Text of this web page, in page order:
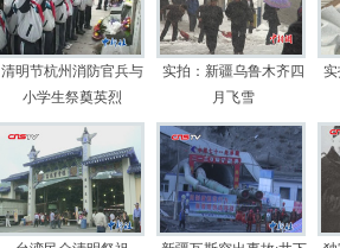
清明节杭州消防官兵与
小学生祭奠英烈
实拍：新疆乌鲁木齐四
月飞雪
实